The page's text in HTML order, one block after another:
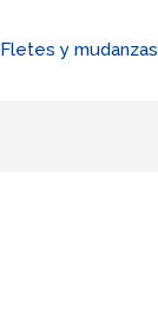
Fletes y mudanzas